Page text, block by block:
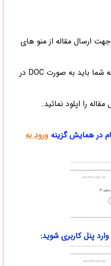
ارسال مقاله از منو های
-توجه نمایید که فایل اصل مقاله شما باید به صورت DOC در
را اپلود نمائید.
ورود به